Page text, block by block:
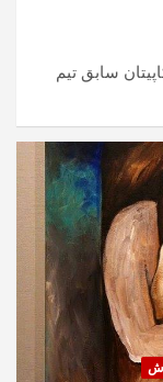
سابق تیم